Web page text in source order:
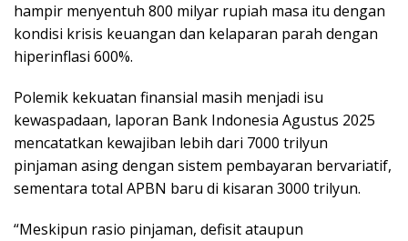
hampir menyentuh 800 milyar rupiah masa itu dengan
kondisi krisis keuangan dan kelaparan parah dengan
hiperinflasi 600%.
Polemik kekuatan finansial masih menjadi isu
kewaspadaan, laporan Bank Indonesia Agustus 2025
mencatatkan kewajiban lebih dari 7000 trilyun
pinjaman asing dengan sistem pembayaran bervariatif,
sementara total APBN baru di kisaran 3000 trilyun.
“Meskipun rasio pinjaman, defisit ataupun